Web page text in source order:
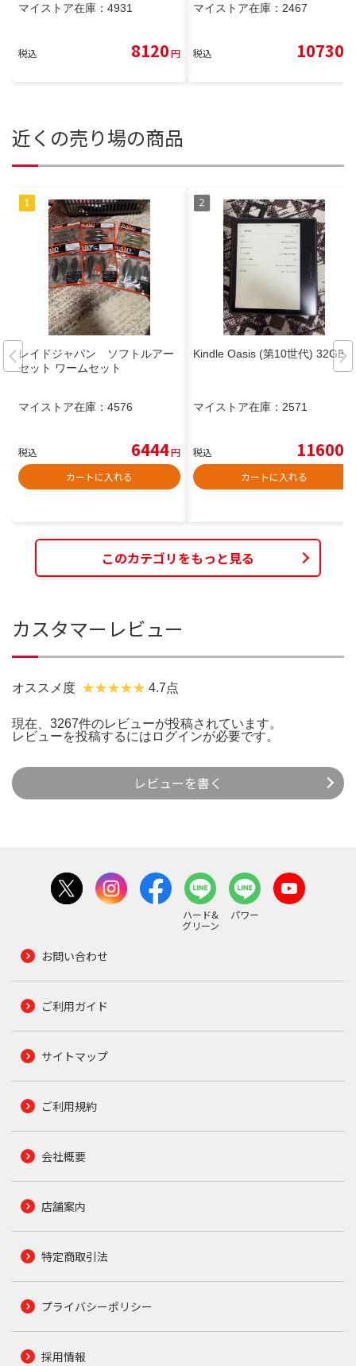
マイストア在庫： 4931
税込 8120円
マイストア在庫： 2467
税込 10730
近くの売り場の商品
レイドジャパン ソフトルアー
セット ワームセット
マイストア在庫： 4576
税込 6444円
カートに入れる
Kindle Oasis (第10世代) 32GB
マイストア在庫： 2571
税込 11600
カートに入れる
このカテゴリをもっと見る
カスタマーレビュー
オススメ度 4.7点
現在、3267件のレビューが投稿されています。
レビューを投稿するには ログインが必要です。
レビューを書く
ハード&
グリーン
パワー
お問い合わせ
ご利用ガイド
サイトマップ
ご利用規約
会社概要
店舗案内
特定商取引法
プライバシーポリシー
採用情報